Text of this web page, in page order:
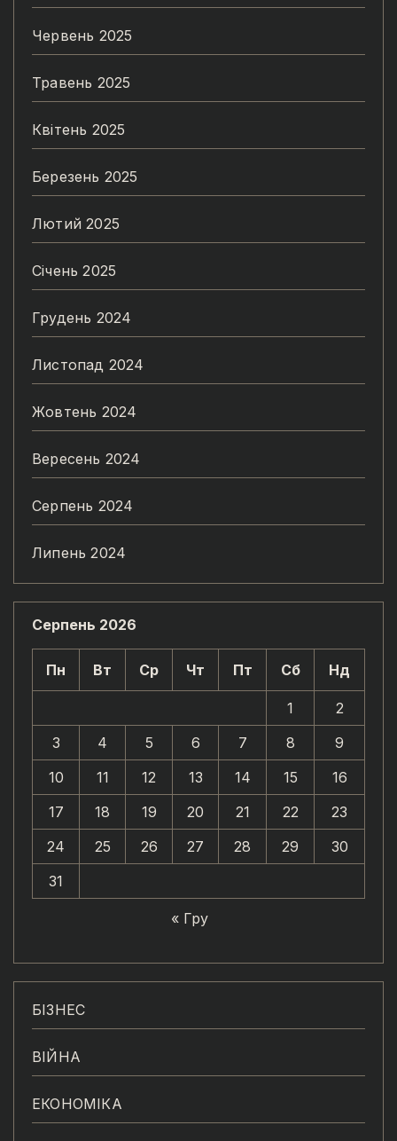
Червень 2025
Травень 2025
Квітень 2025
Березень 2025
Лютий 2025
Січень 2025
Грудень 2024
Листопад 2024
Жовтень 2024
Вересень 2024
Серпень 2024
Липень 2024
Серпень 2026
Пн Вт Ср Чт Пт Сб Нд
1
2
3
4 5 6 7 8
9
10
11 12 13 14 15
16
17
18 19 20 21 22
23
24
25 26 27 28 29
30
31
« Гру
БІЗНЕС
ВІЙНА
ЕКОНОМІКА